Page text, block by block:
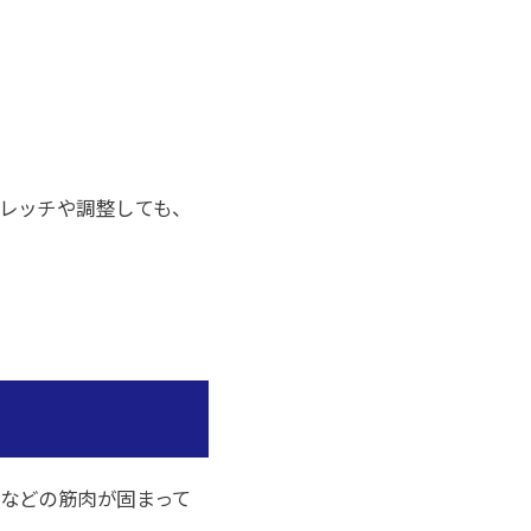
ッチや調整しても、
どの筋肉が固まって